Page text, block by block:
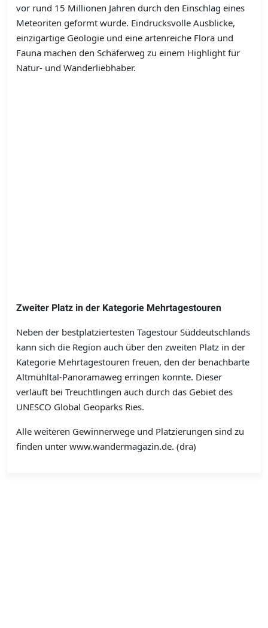
vor rund 15 Millionen Jahren durch den Einschlag eines
Meteoriten geformt wurde. Eindrucksvolle Ausblicke,
einzigartige Geologie und eine artenreiche Flora und
Fauna machen den Schäferweg zu einem Highlight für
Natur- und Wanderliebhaber.
Zweiter Platz in der Kategorie Mehrtagestouren
Neben der bestplatziertesten Tagestour Süddeutschlands
kann sich die Region auch über den zweiten Platz in der
Kategorie Mehrtagestouren freuen, den der benachbarte
Altmühltal-Panoramaweg erringen konnte. Dieser
verläuft bei Treuchtlingen auch durch das Gebiet des
UNESCO Global Geoparks Ries.
Alle weiteren Gewinnerwege und Platzierungen sind zu
finden unter www.wandermagazin.de. (dra)